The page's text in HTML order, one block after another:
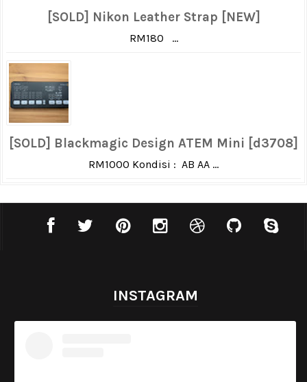
[SOLD] Nikon Leather Strap [NEW]
RM180 ...
[SOLD] Blackmagic Design ATEM Mini [d3708]
RM1000 Kondisi : AB AA ...
INSTAGRAM